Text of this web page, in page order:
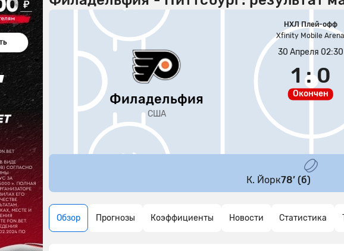
Филадельфия
США
НХЛ Плей-офф
Xfinity Mobile Arena
30 Апреля 02:30
Окончен
1 : 0
К. Йорк78’ (б)
Обзор Прогнозы Коэффициенты Новости Статистика